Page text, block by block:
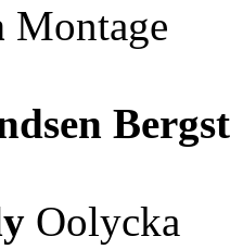
Montage
Oolycka